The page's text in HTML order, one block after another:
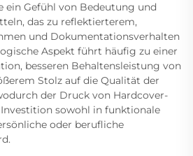
ein Gefühl von Bedeutung und
das zu reflektierterem,
und Dokumentationsverhalten
Aspekt führt häufig zu einer
besseren Behaltensleistung von
Stolz auf die Qualität der
der Druck von Hardcover-
sowohl in funktionale
oder berufliche